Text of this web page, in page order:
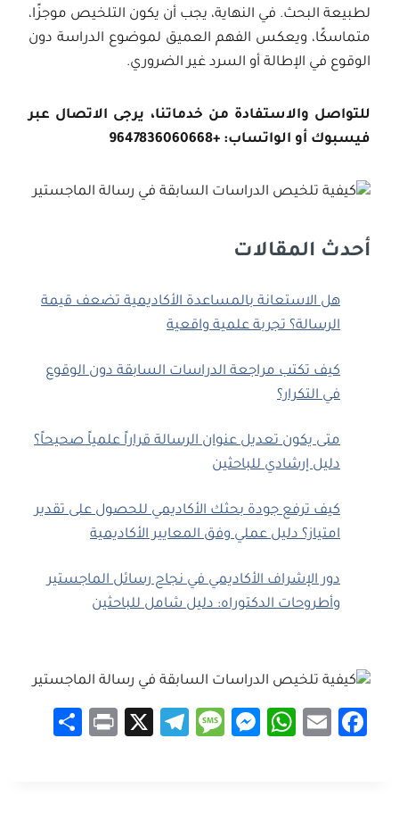
لطبيعة البحث. في النهاية، يجب أن يكون التلخيص موجزًا،
متماسكًا، ويعكس الفهم العميق لموضوع الدراسة دون
الوقوع في الإطالة أو السرد غير الضروري.
للتواصل والاستفادة من خدماتنا، يرجى الاتصال عبر
فيسبوك أو الواتساب: +9647836060668
أحدث المقالات
هل الاستعانة بالمساعدة الأكاديمية تضعف قيمة
الرسالة؟ تجربة علمية واقعية
كيف تكتب مراجعة الدراسات السابقة دون الوقوع
في التكرار؟
متى يكون تعديل عنوان الرسالة قراراً علمياً صحيحاً؟
دليل إرشادي للباحثين
كيف ترفع جودة بحثك الأكاديمي للحصول على تقدير
امتياز؟ دليل عملي وفق المعايير الأكاديمية
دور الإشراف الأكاديمي في نجاح رسائل الماجستير
وأطروحات الدكتوراه: دليل شامل للباحثين
Fa
E
W
M
M
Te
X
Pr